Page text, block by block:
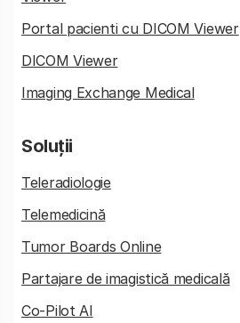
Portal pacienti cu DICOM Viewer
DICOM Viewer
Imaging Exchange Medical
Soluții
Teleradiologie
Telemedicină
Tumor Boards Online
Partajare de imagistică medicală
Co-Pilot AI